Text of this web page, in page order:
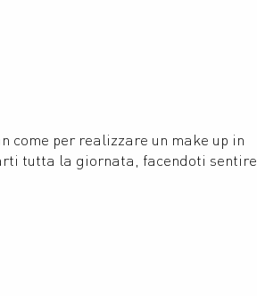
come per realizzare un make up in
tutta la giornata, facendoti sentire